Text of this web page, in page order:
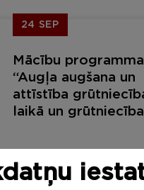
24 SEP
Mācību programma
“Augļa augšana un
attīstība
laikā un
Apmācības